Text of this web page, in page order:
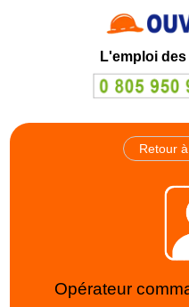
L'emploi
Retour
Opérateur